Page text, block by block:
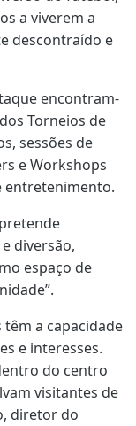
a viverem a
descontraído e
encontram-
Torneios de
sessões de
e Workshops
entretenimento.
diversão,
espaço de
a capacidade
e interesses.
do centro
visitantes de
diretor do